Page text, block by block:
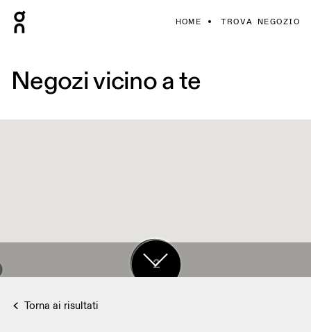
HOME TROVA NEGOZIO
Negozi vicino a te
17
2
Torna ai risultati